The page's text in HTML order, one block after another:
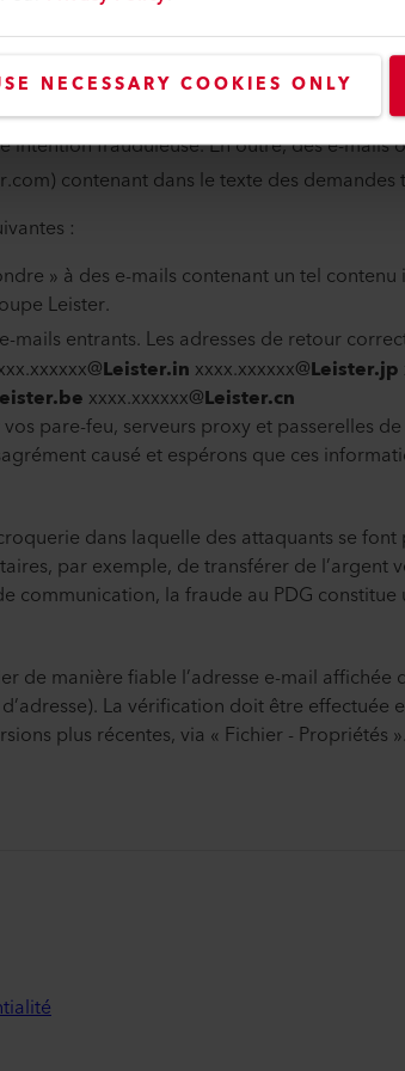
NECESSARY COOKIES ONLY
nom de domaine us-leister.com ces derniers
frauduleuse. En outre, des e-mails
contenant dans le texte des
:
» à des e-mails contenant un tel
Leister.
mails entrants. Les adresses de retour
Leister.in xxxx.xxxxxx@Leister.jp
xxxx.xxxxxx@Leister.cn
pare-feu, serveurs proxy et passerelles
causé et espérons que ces
dans laquelle des attaquants se
par exemple, de transférer de l’argent
communication, la fraude au PDG
de manière fiable l’adresse e-mail
La vérification doit être effectuée
plus récentes, via « Fichier - Propriétés ».